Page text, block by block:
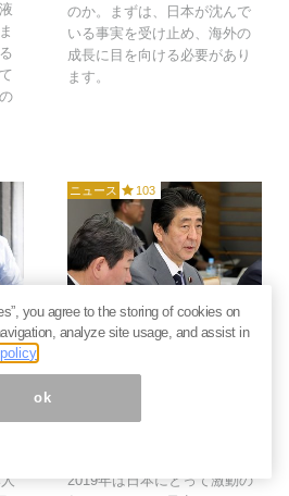
のか。まずは、日本が沈んで
いる事実を受け止め、海外の
成長に目を向ける必要があり
ます。
ア
？
ニュース 103
2019年はアジアの均衡
揺れる日本は生き残れる
2019年は日本にとって激動の
you agree to the storing of cookies on
analyze site usage, and assist in
ok